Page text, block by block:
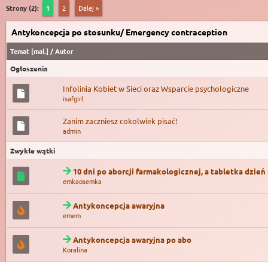
Strony (2): 1 2 Dalej »
Antykoncepcja po stosunku/ Emergency contraception
Temat [mal.] /Autor
Ogłoszenia
Infolinia Kobiet w Sieci oraz Wsparcie psychologiczne
isafgirl
Zanim zaczniesz cokolwiek pisać!
admin
Zwykłe wątki
10 dni po aborcji farmakologicznej, a tabletka dzień
emkaosemka
Antykoncepcja awaryjna
emem
Antykoncepcja awaryjna po abo
Koralina